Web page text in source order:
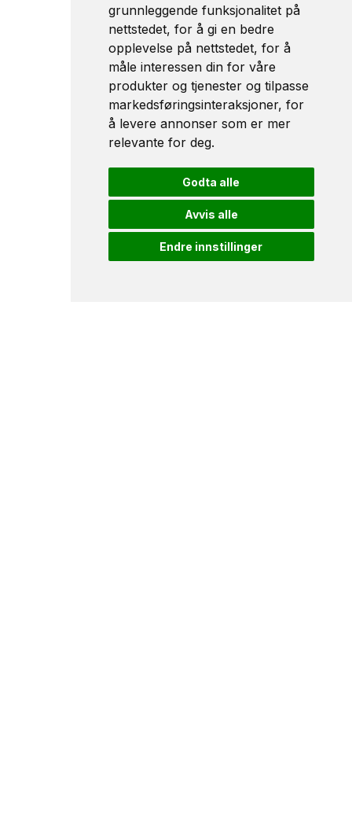
grunnleggende funksjonalitet på
nettstedet, for å gi en bedre
opplevelse på nettstedet, for å
måle interessen din for våre
produkter og tjenester og tilpasse
markedsføringsinteraksjoner, for
å levere annonser som er mer
relevante for deg.
Godta alle
Avvis alle
Endre innstillinger